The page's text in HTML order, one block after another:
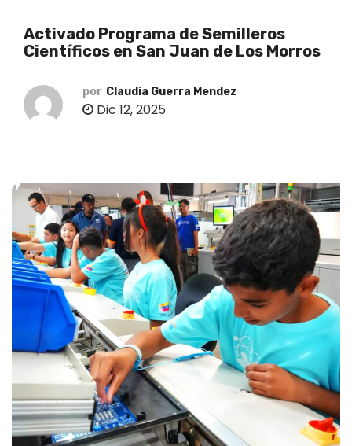
Activado Programa de Semilleros
Científicos en San Juan de Los Morros
por Claudia Guerra Mendez
Dic 12, 2025